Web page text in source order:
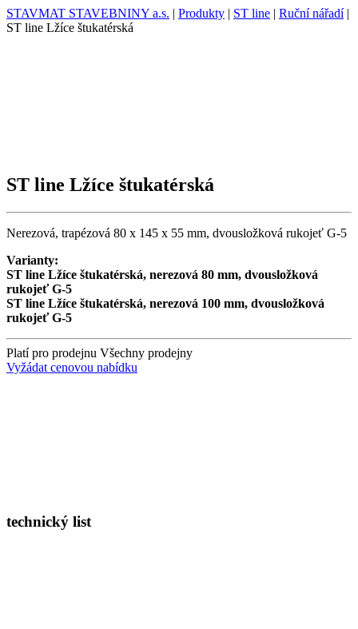
STAVMAT STAVEBNINY a.s. | Produkty | ST line | Ruční nářadí|
ST line Lžíce štukatérská
ST line Lžíce štukatérská
Nerezová, trapézová 80 x 145 x 55 mm, dvousložková rukojeť G-5
Varianty:
ST line Lžíce štukatérská, nerezová 80 mm, dvousložková
rukojeť G-5
ST line Lžíce štukatérská, nerezová 100 mm, dvousložková
rukojeť G-5
Platí pro prodejnu Všechny prodejny
Vyžádat cenovou nabídku
technický list